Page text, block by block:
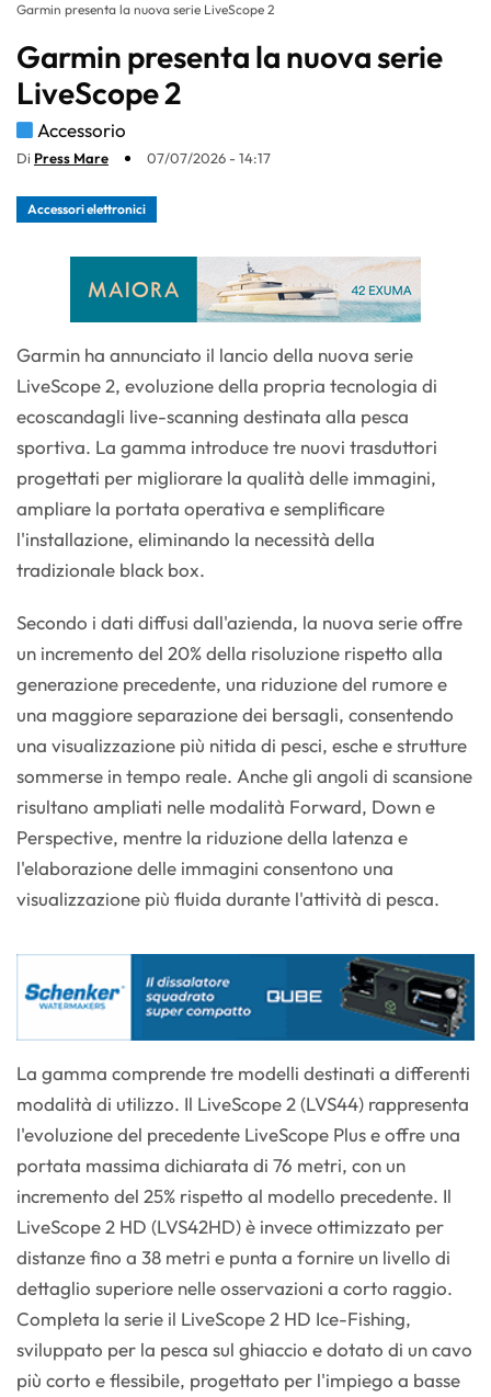
Garmin presenta la nuova serie LiveScope 2
Garmin presenta la nuova serie
LiveScope 2
Accessorio
Di Press Mare 07/07/2026 - 14:17
Accessori elettronici
Garmin ha annunciato il lancio della nuova serie
LiveScope 2, evoluzione della propria tecnologia di
ecoscandagli live-scanning destinata alla pesca
sportiva. La gamma introduce tre nuovi trasduttori
progettati per migliorare la qualità delle immagini,
ampliare la portata operativa e semplificare
l'installazione, eliminando la necessità della
tradizionale black box.
Secondo i dati diffusi dall'azienda, la nuova serie offre
un incremento del 20% della risoluzione rispetto alla
generazione precedente, una riduzione del rumore e
una maggiore separazione dei bersagli, consentendo
una visualizzazione più nitida di pesci, esche e strutture
sommerse in tempo reale. Anche gli angoli di scansione
risultano ampliati nelle modalità Forward, Down e
Perspective, mentre la riduzione della latenza e
l'elaborazione delle immagini consentono una
visualizzazione più fluida durante l'attività di pesca.
La gamma comprende tre modelli destinati a differenti
modalità di utilizzo. Il LiveScope 2 (LVS44) rappresenta
l'evoluzione del precedente LiveScope Plus e offre una
portata massima dichiarata di 76 metri, con un
incremento del 25% rispetto al modello precedente. Il
LiveScope 2 HD (LVS42HD) è invece ottimizzato per
distanze fino a 38 metri e punta a fornire un livello di
dettaglio superiore nelle osservazioni a corto raggio.
Completa la serie il LiveScope 2 HD Ice-Fishing,
sviluppato per la pesca sul ghiaccio e dotato di un cavo
più corto e flessibile, progettato per l'impiego a basse